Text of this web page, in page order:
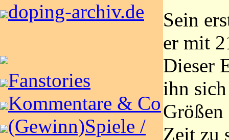
doping-archiv.de
Fanstories
Kommentare & Co
(Gewinn)Spiele /
Sein
er mit
Dieser
ihn
Größen
Zeit zu